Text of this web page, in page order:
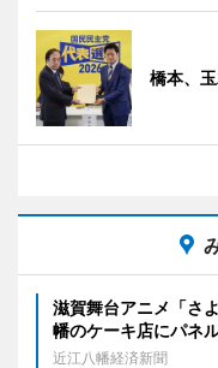
橋本、
滋賀舞台アニメ「さ
幡のケーキ店にパネ
近江八幡経済新聞